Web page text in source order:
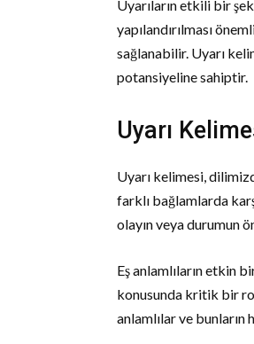
Uyarıların etkili bir
yapılandırılması
sağlanabilir. Uyarı
potansiyeline sahiptir.
Uyarı
Uyarı kelimesi,
farklı bağlamlarda
olayın veya durumun
Eş anlamlıların etkin
konusunda kritik bir
anlamlılar ve